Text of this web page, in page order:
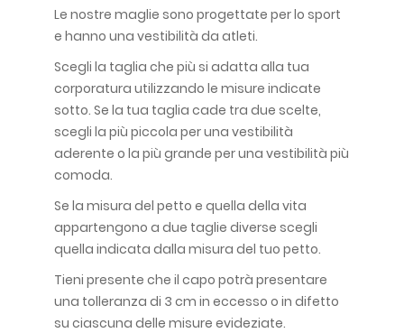
Le nostre maglie sono progettate per lo sport
e hanno una vestibilità da atleti.
Scegli la taglia che più si adatta alla tua
corporatura utilizzando le misure indicate
sotto. Se la tua taglia cade tra due scelte,
scegli la più piccola per una vestibilità
aderente o la più grande per una vestibilità più
comoda.
Se la misura del petto e quella della vita
appartengono a due taglie diverse scegli
quella indicata dalla misura del tuo petto.
Tieni presente che il capo potrà presentare
una tolleranza di 3 cm in eccesso o in difetto
su ciascuna delle misure evideziate.